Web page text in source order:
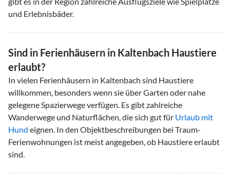
und Erlebnisbäder.
Sind in Ferienhäusern in Kaltenbach Haustiere
erlaubt?
In vielen Ferienhäusern in Kaltenbach sind Haustiere
willkommen, besonders wenn sie über Garten oder nahe
gelegene Spazierwege verfügen. Es gibt zahlreiche
Wanderwege und Naturflächen, die sich gut für Urlaub mit
Hund eignen. In den Objektbeschreibungen bei Traum-
Ferienwohnungen ist meist angegeben, ob Haustiere erlaubt
sind.